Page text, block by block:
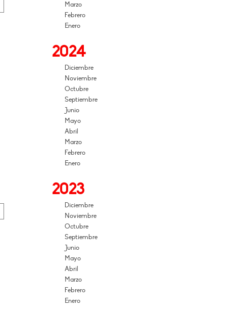
Marzo
Febrero
Enero
2024
Diciembre
Noviembre
Octubre
Septiembre
Junio
Mayo
Abril
Marzo
Febrero
Enero
2023
Diciembre
Noviembre
Octubre
Septiembre
Junio
Mayo
Abril
Marzo
Febrero
Enero